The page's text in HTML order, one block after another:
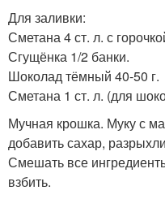
Для заливки:
Сметана 4 ст. л. с
Сгущёнка 1/2 банки.
Шоколад тёмный 40-50 г.
Сметана 1 ст. л. (для
Мучная крошка. Муку с
добавить сахар,
Смешать все
взбить.